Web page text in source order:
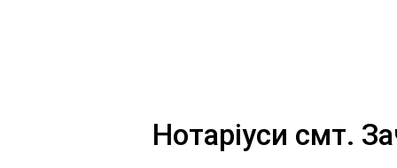
Нотаріуси смт.